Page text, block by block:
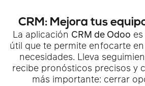
CRM: Mejora tus
La aplicación CRM de Odoo
útil que te permite enfocarte
necesidades. Lleva
recibe pronósticos precisos y
más importante: cerrar